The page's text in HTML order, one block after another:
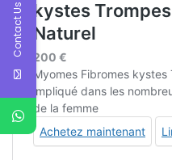
Contact Us